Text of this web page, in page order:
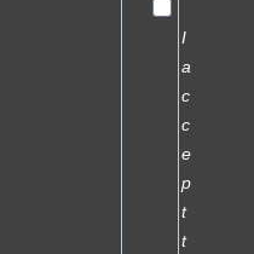
I
a
c
c
e
p
t
t